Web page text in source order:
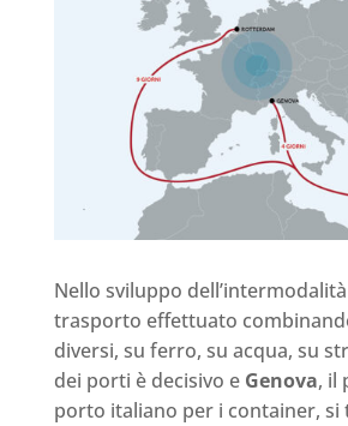
Nello sviluppo
trasporto effettuato
diversi, su ferro, su acqua, su
dei porti è decisivo e Genova, il
porto italiano per i container, si